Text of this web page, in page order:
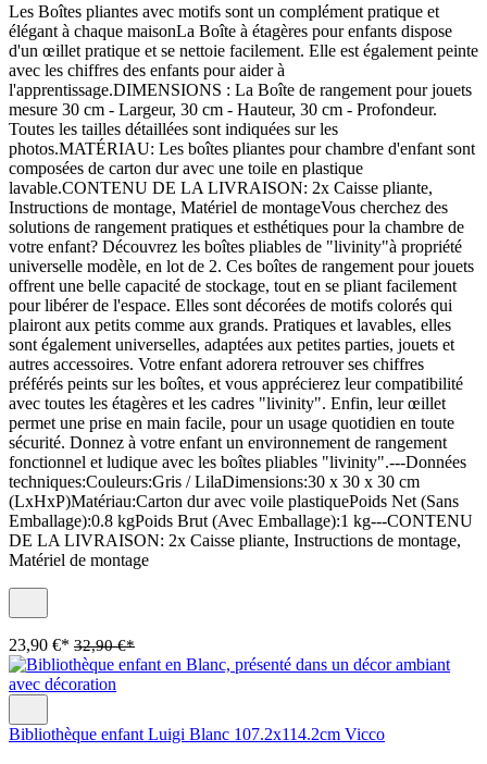
Les Boîtes pliantes avec motifs sont un complément pratique et
élégant à chaque maisonLa Boîte à étagères pour enfants dispose
d'un œillet pratique et se nettoie facilement. Elle est également peinte
avec les chiffres des enfants pour aider à
l'apprentissage.DIMENSIONS : La Boîte de rangement pour jouets
mesure 30 cm - Largeur, 30 cm - Hauteur, 30 cm - Profondeur.
Toutes les tailles détaillées sont indiquées sur les
photos.MATÉRIAU: Les boîtes pliantes pour chambre d'enfant sont
composées de carton dur avec une toile en plastique
lavable.CONTENU DE LA LIVRAISON: 2x Caisse pliante,
Instructions de montage, Matériel de montageVous cherchez des
solutions de rangement pratiques et esthétiques pour la chambre de
votre enfant? Découvrez les boîtes pliables de "livinity"à propriété
universelle modèle, en lot de 2. Ces boîtes de rangement pour jouets
offrent une belle capacité de stockage, tout en se pliant facilement
pour libérer de l'espace. Elles sont décorées de motifs colorés qui
plairont aux petits comme aux grands. Pratiques et lavables, elles
sont également universelles, adaptées aux petites parties, jouets et
autres accessoires. Votre enfant adorera retrouver ses chiffres
préférés peints sur les boîtes, et vous apprécierez leur compatibilité
avec toutes les étagères et les cadres "livinity". Enfin, leur œillet
permet une prise en main facile, pour un usage quotidien en toute
sécurité. Donnez à votre enfant un environnement de rangement
fonctionnel et ludique avec les boîtes pliables "livinity".---Données
techniques:Couleurs:Gris / LilaDimensions:30 x 30 x 30 cm
(LxHxP)Matériau:Carton dur avec voile plastiquePoids Net (Sans
Emballage):0.8 kgPoids Brut (Avec Emballage):1 kg---CONTENU
DE LA LIVRAISON: 2x Caisse pliante, Instructions de montage,
Matériel de montage
23,90 €* 32,90 €*
Bibliothèque enfant Luigi Blanc 107.2x114.2cm Vicco